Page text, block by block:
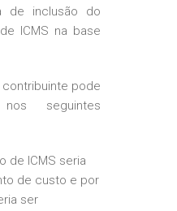
de inclusão do
ICMS na base
pode
seguintes
de ICMS seria
de custo e por
ser